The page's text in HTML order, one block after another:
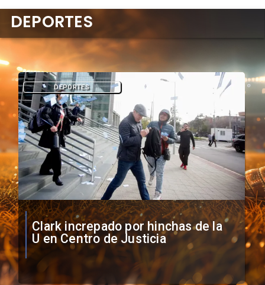
Vozinha firma contrato con Colo
Colo como nuevo arquero
DEPORTES
DEPORTES